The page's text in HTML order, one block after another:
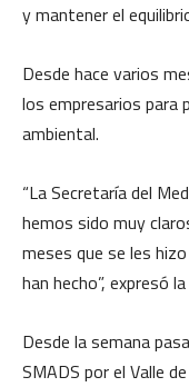
y mantener el
Desde hace varios
los empresarios para
ambiental.
“La Secretaría del
hemos sido muy
meses que se les
han hecho”, expresó
Desde la semana
SMADS por el Valle